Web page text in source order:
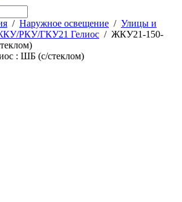
/ Наружное освещение / Улицы и
РКУ/ГКУ21 Гелиос / ЖКУ21-150-
: ШБ (с/стеклом)